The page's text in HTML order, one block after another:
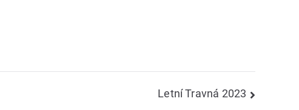
Letní Travná 2023